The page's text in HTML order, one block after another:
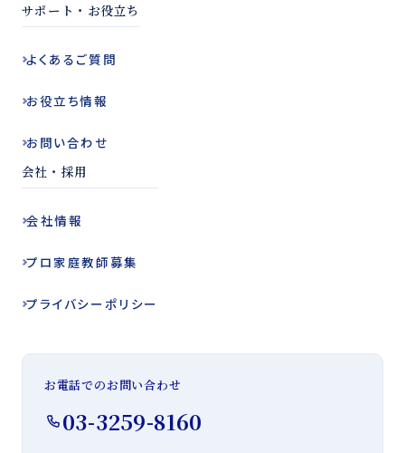
サポート・お役立ち
よくある ご質問
お役立ち情報
お問い合わせ
会社・採用
会社情報
プロ家庭教師募集
プライバシー ポリシー
お電話でのお問い合わせ
03-3259-8160